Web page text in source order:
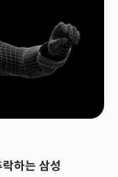
하는 삼성